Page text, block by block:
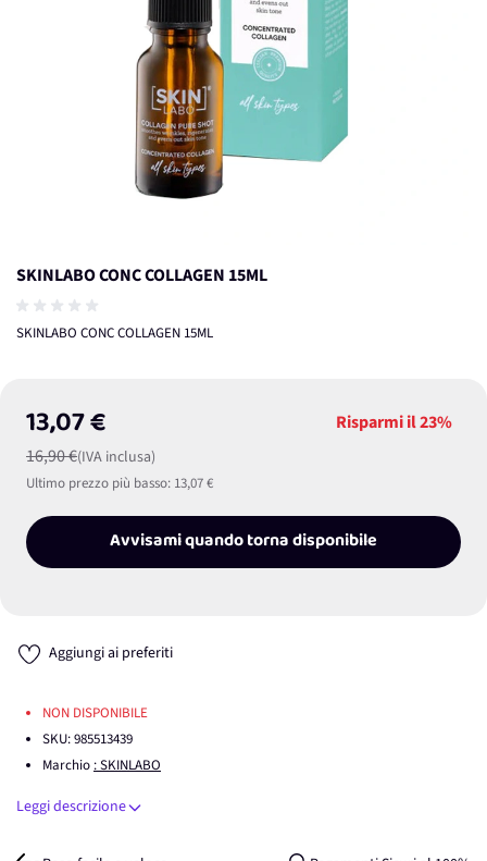
SKINLABO CONC COLLAGEN 15ML
SKINLABO CONC COLLAGEN 15ML
13,07 €
16,90 €(IVA inclusa)
Risparmi il23%
Ultimo prezzo più basso: 13,07 €
Avvisami quando torna disponibile
Aggiungi ai preferiti
NON DISPONIBILE
SKU:985513439
Marchio : SKINLABO
Leggi descrizione